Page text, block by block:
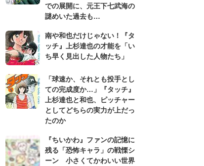
での展開に、元王下七武海の
謎めいた過去も…
南や和也だけじゃない！『タ
ッチ』上杉達也の才能を「い
ち早く見出した人物たち」
「球速か、それとも投手とし
ての完成度か…」『タッチ』
上杉達也と和也、ピッチャー
としてどちらの実力が上だっ
たのか
『ちいかわ』ファンの記憶に
残る「恐怖キャラ」の戦慄シ
ーン 小さくてかわいい世界